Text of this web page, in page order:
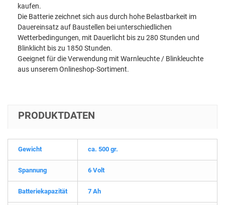
kaufen.
Die Batterie zeichnet sich aus durch hohe Belastbarkeit im
Dauereinsatz auf Baustellen bei unterschiedlichen
Wetterbedingungen, mit Dauerlicht bis zu 280 Stunden und
Blinklicht bis zu 1850 Stunden.
Geeignet für die Verwendung mit Warnleuchte / Blinkleuchte
aus unserem Onlineshop-Sortiment.
PRODUKTDATEN
Gewicht ca. 500 gr.
Spannung 6 Volt
Batteriekapazität 7 Ah